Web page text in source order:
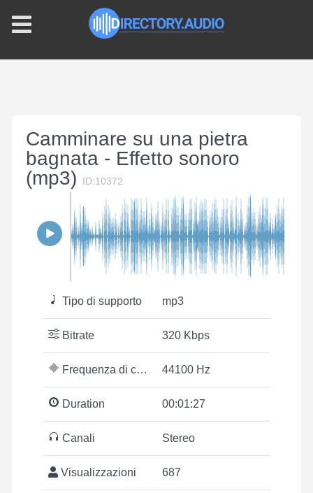
Camminare su una pietra
bagnata - Effetto sonoro
(mp3)
ID:10372
Tipo di supporto mp3
Bitrate 320 Kbps
Frequenza di campionamento 44100 Hz
Duration 00:01:27
Canali Stereo
Visualizzazioni 687